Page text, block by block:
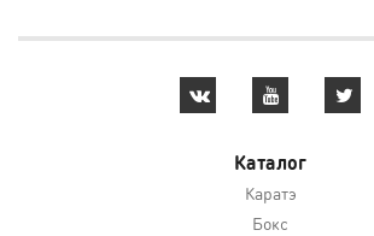
Каталог
Каратэ
Бокс